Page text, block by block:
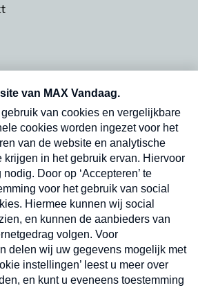
en dinsdagochtend in
Verzend